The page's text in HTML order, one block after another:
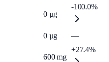
0 µg
-100.0%
0 µg —
600 mg
+27.4%